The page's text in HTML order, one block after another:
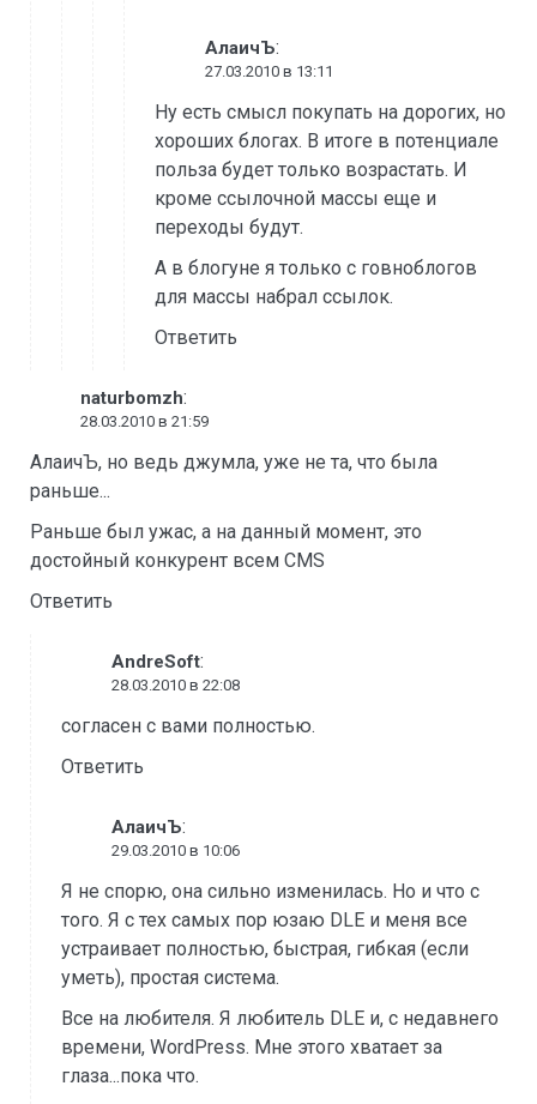
АлаичЪ:
27.03.2010 в 13:11
Ну есть смысл покупать на дорогих, но
хороших блогах. В итоге в потенциале
польза будет только возрастать. И
кроме ссылочной массы еще и
переходы будут.
А в блогуне я только с говноблогов
для массы набрал ссылок.
Ответить
naturbomzh:
28.03.2010 в 21:59
АлаичЪ, но ведь джумла, уже не та, что была
раньше...
Раньше был ужас, а на данный момент, это
достойный конкурент всем CMS
Ответить
AndreSoft:
28.03.2010 в 22:08
согласен с вами полностью.
Ответить
АлаичЪ:
29.03.2010 в 10:06
Я не спорю, она сильно изменилась. Но и что с
того. Я с тех самых пор юзаю DLE и меня все
устраивает полностью, быстрая, гибкая (если
уметь), простая система.
Все на любителя. Я любитель DLE и, с недавнего
времени, WordPress. Мне этого хватает за
глаза...пока что.